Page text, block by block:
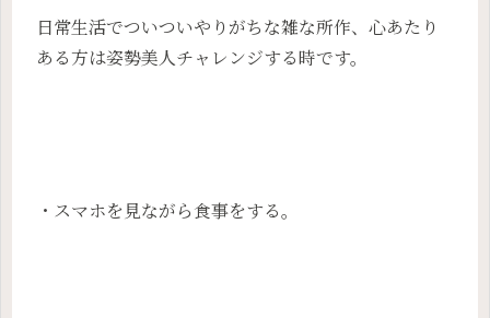
日常生活でついついやりがちな雑な所作、心あたり
ある方は姿勢美人チャレンジする時です。
・スマホを見ながら食事をする。